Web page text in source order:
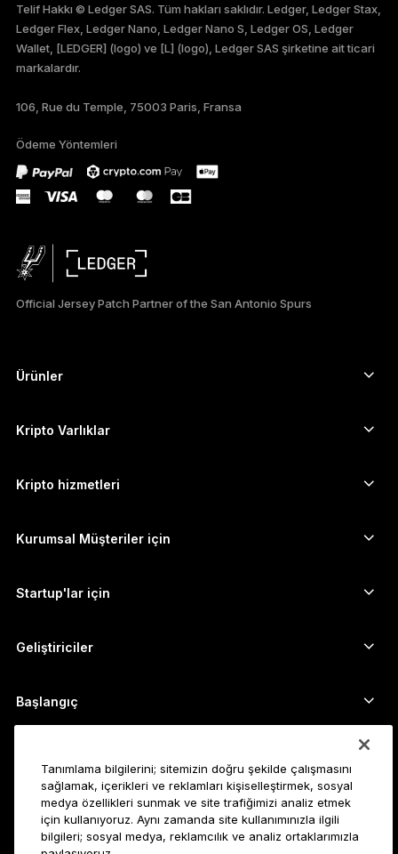
FRANÇAIS
DEUTSCH
PORTUGUÊS
ESPAÑOL
РУССКИЙ
日本語
Telif Hakkı © Ledger SAS. Tüm hakları saklıdır. Ledger, Ledger Stax,
Ledger Flex, Ledger Nano, Ledger Nano S, Ledger OS, Ledger
Wallet, [LEDGER] (logo) ve [L] (logo), Ledger SAS şirketine ait ticari
markalardır.
106, Rue du Temple, 75003 Paris, Fransa
Ödeme Yöntemleri
Official Jersey Patch Partner of the San Antonio Spurs
Ürünler
Donanım Cüzdan
Ledger Stax
Ledger Nano Classics
Paket Teklifler
Tüm ürünler
Kripto Varlıklar
Ethereum cüzdanı
Cardano cüzdanı
Monero cüzdanı
Tüm varlıkları görün
Kripto hizmetleri
Kripto satın alın
Kripto takas edin
Kurumsal Müşteriler için
Startup'lar için
Geliştiriciler
Başlangıç
Ledger cihazınızı kullanmaya başlayın
Bitcoin nasıl alınır?
Bitcoin Donanım Cüzdanı
Destek
Ödül programı
Bayiler
Kariyer
Ledger’a katılın
Tanımlama bilgilerini; sitemizin doğru şekilde çalışmasını
sağlamak, içerikleri ve reklamları kişiselleştirmek, sosyal
medya özellikleri sunmak ve site trafiğimizi analiz etmek
için kullanıyoruz. Aynı zamanda site kullanımınızla ilgili
bilgileri; sosyal medya, reklamcılık ve analiz ortaklarımızla